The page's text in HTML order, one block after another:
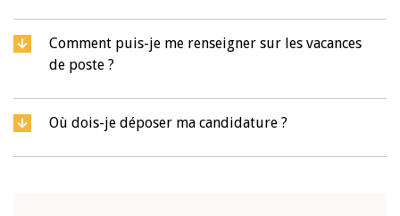
Comment puis-je me renseigner sur les vacances
de poste ?
Où dois-je déposer ma candidature ?